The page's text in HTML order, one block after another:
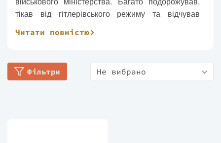
військового міністерства. Багато подорожував,
тікав від гітлерівського режиму та відчував
вважаю, що краще завчасно і здорово завершити
життя, в якому інтелектуальна праця означала б
Читати повністю
Фільтри Не вибрано